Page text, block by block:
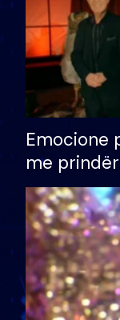
Emocione
me
divorci